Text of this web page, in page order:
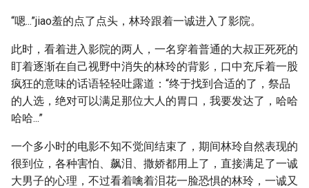
“嗯...”jiao羞的点了点头，林玲跟着一诚进入了影院。
此时，看着进入影院的两人，一名穿着普通的大叔正死死的
盯着逐渐在自己视野中消失的林玲的背影，口中充斥着一股
疯狂的意味的话语轻轻吐露道：“终于找到合适的了，祭品
的人选，绝对可以满足那位大人的胃口，我要发达了，哈哈
哈哈...”
一个多小时的电影不知不觉间结束了，期间林玲自然表现的
很到位，各种害怕、飙泪、撒娇都用上了，直接满足了一诚
大男子的心理，不过看着噙着泪花一脸恐惧的林玲，一诚又